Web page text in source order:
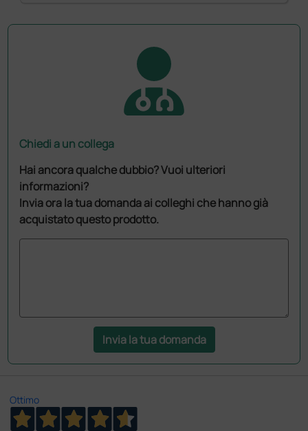
Chiedi a un collega
Hai ancora qualche dubbio? Vuoi ulteriori
informazioni?
Invia ora la tua domanda ai colleghi che hanno già
acquistato questo prodotto.
Invia la tua domanda
Ottimo